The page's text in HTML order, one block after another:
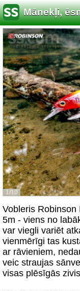
Mānekļi,
1/10
Vobleris Robinson
5m - viens no
var viegli variēt
vienmērīgi tas
ar rāvieniem,
veic straujas
visas plēsīgās